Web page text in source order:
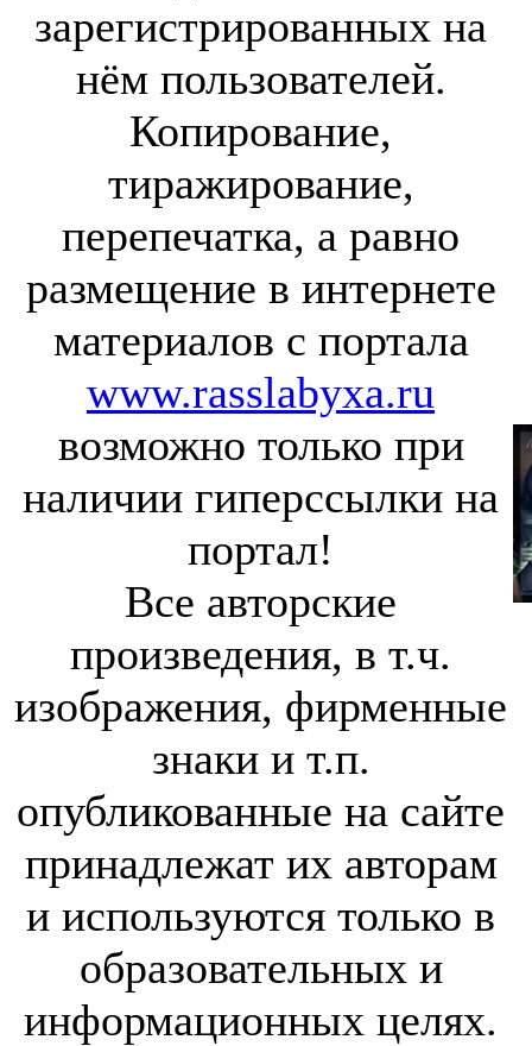
зарегистрированных на
нём пользователей.
Копирование,
тиражирование,
перепечатка, а равно
размещение в интернете
материалов с портала
www.rasslabyxa.ru
возможно только при
наличии гиперссылки на
портал!
Все авторские
произведения, в т.ч.
изображения, фирменные
знаки и т.п.
опубликованные на сайте
принадлежат их авторам
и используются только в
образовательных и
информационных целях.